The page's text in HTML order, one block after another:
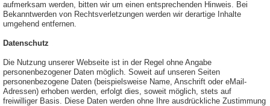
aufmerksam werden, bitten wir um einen entsprechenden Hinweis. Bei
Bekanntwerden von Rechtsverletzungen werden wir derartige Inhalte
umgehend entfernen.
Datenschutz
Die Nutzung unserer Webseite ist in der Regel ohne Angabe
personenbezogener Daten möglich. Soweit auf unseren Seiten
personenbezogene Daten (beispielsweise Name, Anschrift oder eMail-
Adressen) erhoben werden, erfolgt dies, soweit möglich, stets auf
freiwilliger Basis. Diese Daten werden ohne Ihre ausdrückliche Zustimmung